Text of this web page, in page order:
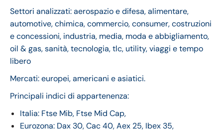
Settori analizzati: aerospazio e difesa, alimentare,
automotive, chimica, commercio, consumer, costruzioni
e concessioni, industria, media, moda e abbigliamento,
oil & gas, sanità, tecnologia, tlc, utility, viaggi e tempo
libero
Mercati: europei, americani e asiatici.
Principali indici di appartenenza:
Italia: Ftse Mib, Ftse Mid Cap,
Eurozona: Dax 30, Cac 40, Aex 25, Ibex 35,